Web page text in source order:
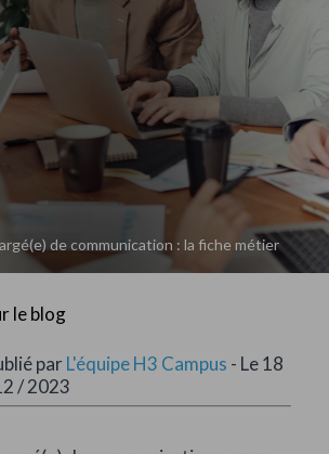
de communication : la fiche métier
le blog
parL'équipe H3 Campus - Le 18
/ 2023